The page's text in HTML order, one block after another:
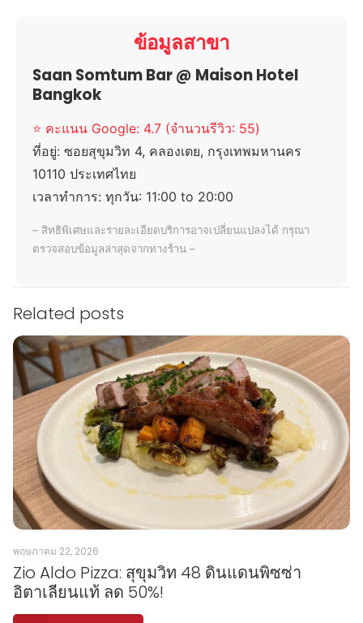
ข้อมูลสาขา
Saan Somtum Bar @ Maison Hotel
Bangkok
⭐ คะแนน Google: 4.7 (จำนวนรีวิว: 55)
ที่อยู่: ซอยสุขุมวิท 4, คลองเตย, กรุงเทพมหานคร
10110 ประเทศไทย
เวลาทำการ: ทุกวัน: 11:00 to 20:00
– สิทธิพิเศษและรายละเอียดบริการอาจเปลี่ยนแปลงได้ กรุณา
ตรวจสอบข้อมูลล่าสุดจากทางร้าน –
Related posts
พฤษภาคม 22, 2026
Zio Aldo Pizza: สุขุมวิท 48 ดินแดนพิซซ่า
อิตาเลียนแท้ ลด 50%!